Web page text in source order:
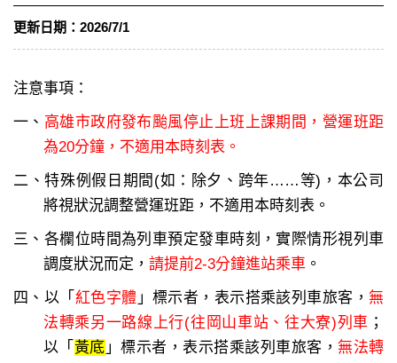
更新日期： 2026/7/1
注意事項：
一、 高雄市政府發布颱風停止上班上課期間，營運班距
為20分鐘，不適用本時刻表。
二、特殊例假日期間(如：除夕、跨年……等)，本公司
將視狀況調整營運班距，不適用本時刻表。
三、各欄位時間為列車預定發車時刻，實際情形視列車
調度狀況而定， 請提前2-3分鐘進站乘車 。
四、以「 紅色字體 」標示者，表示搭乘該列車旅客，無
法轉乘另一路線上行(往岡山車站、往大寮)列車 ；
以「 黃底 」標示者，表示搭乘該列車旅客，無法轉